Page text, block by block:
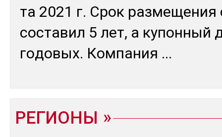
та 2021 г. Срок раз­ме­щения
сос­та­вил 5 лет, а ку­пон­ный
го­довых. Ком­па­ния ...
РЕГИОНЫ